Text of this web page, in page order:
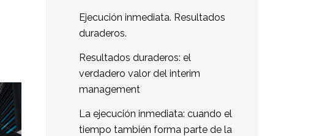
Ejecución inmediata. Resultados
duraderos.
Resultados duraderos: el
verdadero valor del interim
management
La ejecución inmediata: cuando el
tiempo también forma parte de la